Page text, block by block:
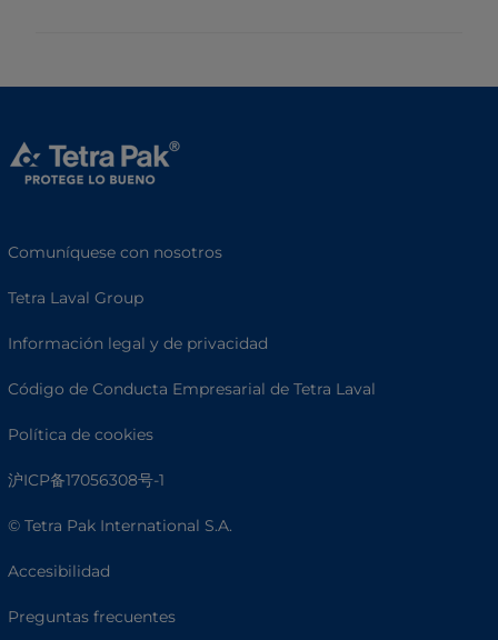
Comuníquese con nosotros
Tetra Laval Group
Información legal y de privacidad
Código de Conducta Empresarial de Tetra Laval
Política de cookies
沪ICP备17056308号-1
© Tetra Pak International S.A.
Accesibilidad
Preguntas frecuentes